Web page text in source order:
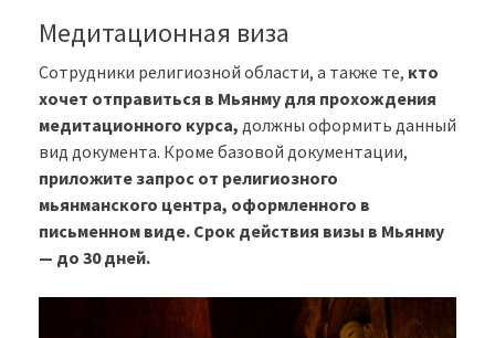
Медитационная виза
Сотрудники религиозной области, а также те, кто
хочет отправиться в Мьянму для прохождения
медитационного курса, должны оформить данный
вид документа. Кроме базовой документации,
приложите запрос от религиозного
мьянманского центра, оформленного в
письменном виде. Срок действия визы в Мьянму
— до 30 дней.